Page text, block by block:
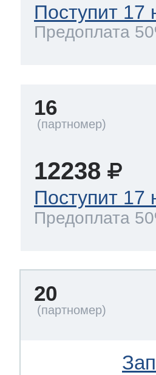
Поступит 17
Предоплата
16
12238
Поступит 17
Предоплата
20